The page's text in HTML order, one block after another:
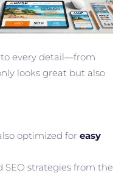
to every detail—from
looks great but also
optimized for easy
strategies from the